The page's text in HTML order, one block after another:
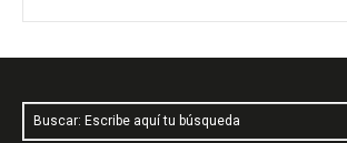
Buscar: Escribe aquí tu búsqueda